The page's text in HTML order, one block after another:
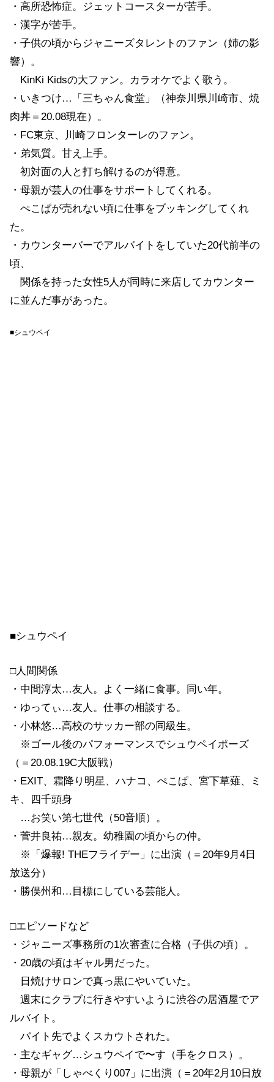
・高所恐怖症。ジェットコースターが苦手。
・漢字が苦手。
・子供の頃からジャニーズタレントのファン（姉の影
響）。
KinKi Kidsの大ファン。カラオケでよく歌う。
・いきつけ…「三ちゃん食堂」（神奈川県川崎市、焼
肉丼＝20.08現在）。
・FC東京、川崎フロンターレのファン。
・弟気質。甘え上手。
初対面の人と打ち解けるのが得意。
・母親が芸人の仕事をサポートしてくれる。
ぺこぱが売れない頃に仕事をブッキングしてくれ
た。
・カウンターバーでアルバイトをしていた20代前半の
頃、
関係を持った女性5人が同時に来店してカウンター
に並んだ事があった。
■シュウペイ
■シュウペイ
□人間関係
・中間淳太…友人。よく一緒に食事。同い年。
・ゆってぃ…友人。仕事の相談する。
・小林悠…高校のサッカー部の同級生。
※ゴール後のパフォーマンスでシュウペイポーズ
（＝20.08.19C大阪戦）
・EXIT、霜降り明星、ハナコ、ぺこぱ、宮下草薙、ミ
キ、四千頭身
…お笑い第七世代（50音順）。
・菅井良祐…親友。幼稚園の頃からの仲。
※「爆報! THEフライデー」に出演（＝20年9月4日
放送分）
・勝俣州和…目標にしている芸能人。
□エピソードなど
・ジャニーズ事務所の1次審査に合格（子供の頃）。
・20歳の頃はギャル男だった。
日焼けサロンで真っ黒にやいていた。
週末にクラブに行きやすいように渋谷の居酒屋でア
ルバイト。
バイト先でよくスカウトされた。
・主なギャグ…シュウペイで〜す（手をクロス）。
・母親が「しゃべくり007」に出演（＝20年2月10日放